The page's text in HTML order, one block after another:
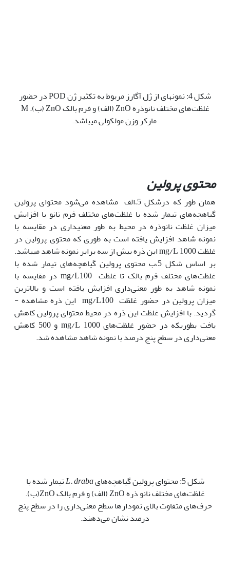
شکل 4: نمونه­ای از ژل آگارز مربوط به تکثیر ژن POD در حضور
غلظت‌های مختلف نانوذره ZnO (الف) و فرم بالک ZnO (ب). M
مارکر وزن مولکولی می­باشد.
محتوی پرولین
همان طور که درشکل 5،الف مشاهده می‌شود محتوای پرولین
گیاهچه‌های تیمار شده با غلظت‌های مختلف فرم نانو با افزایش
میزان غلظت نانوذره در محیط به طور معنی­داری در مقایسه با
نمونه شاهد افزایش یافته است به طوری که محتوی پرولین در
غلظت‌ mg/L 1000 این ذره بیش از سه برابر نمونه شاهد می­باشد.
بر اساس شکل 5،ب محتوی پرولین گیاهچه‌های تیمار شده با
غلظت‌های مختلف فرم بالک تا غلظت mg/L100 در مقایسه با
نمونه شاهد به طور معنی‌داری افزایش یافته است و بالاترین
میزان پرولین در حضور غلظت mg/L100 این ذره مشاهده ­
گردید. با افزایش غلظت این ذره در محیط محتوای پرولین کاهش
یافت بطوریکه در حضور غلظت‌های mg/L 1000 و 500 کاهش
معنی‌داری در سطح پنج درصد با نمونه شاهد مشاهده شد.
شکل 5: محتوای پرولین گیاهچه‌های L. drabaتیمار شده با
غلظت‌های مختلف نانو ذره ZnO (الف) و فرم بالک ZnO(ب).
حرف‌های متفاوت بالای نمودارها سطح معنی‌داری را در سطح پنج
درصد نشان می‌دهند.